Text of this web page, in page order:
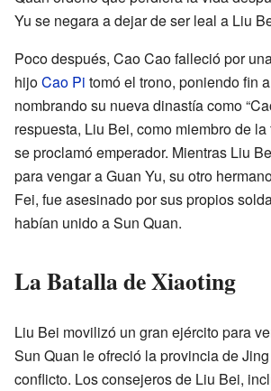
Yu se negara a dejar de ser leal a Liu
Poco después, Cao Cao falleció por
hijoCao Pi tomó el trono, poniendo fin
nombrando su nueva dinastía como
respuesta, Liu Bei, como miembro de
se proclamó emperador. Mientras Liu
para vengar a Guan Yu, su otro
Fei, fue asesinado por sus propios
habían unido a Sun Quan.
La Batalla de Xiaoting
Liu Bei movilizó un gran ejército para
Sun Quan le ofreció la provincia de
conflicto. Los consejeros de Liu Bei,